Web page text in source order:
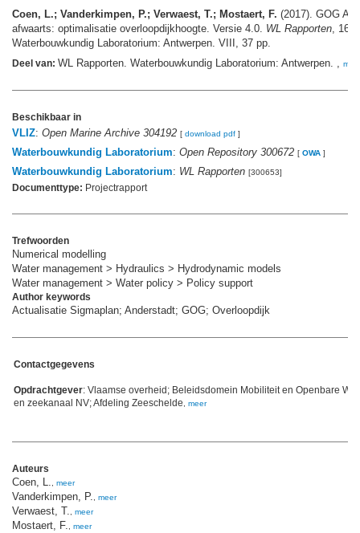
Coen, L.; Vanderkimpen, P.; Verwaest, T.; Mostaert, F. (2017). GOG
afwaarts: optimalisatie overloopdijkhoogte. Versie 4.0. WL Rapporten ,
Waterbouwkundig Laboratorium: Antwerpen. VIII, 37 pp.
Deel van: WL Rapporten. Waterbouwkundig Laboratorium: Antwerpen. ,
Beschikbaar in
VLIZ: Open Marine Archive 304192 [ download pdf ]
Waterbouwkundig Laboratorium: Open Repository 300672 [ OWA ]
Waterbouwkundig Laboratorium: WL Rapporten [300653]
Documenttype: Projectrapport
Trefwoorden
Numerical modelling
Water management > Hydraulics > Hydrodynamic models
Water management > Water policy > Policy support
Author keywords
Actualisatie Sigmaplan; Anderstadt; GOG; Overloopdijk
Contactgegevens
Opdrachtgever: Vlaamse overheid; Beleidsdomein Mobiliteit en Openbare
en zeekanaal NV; Afdeling Zeeschelde
meer
Auteurs
Coen, L. meer
Vanderkimpen, P. meer
Verwaest, T. meer
Mostaert, F. meer